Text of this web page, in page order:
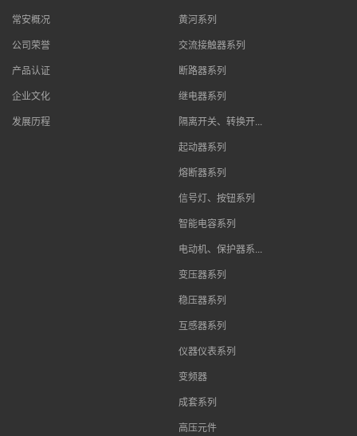
常安概况
公司荣誉
产品认证
企业文化
发展历程
黄河系列
交流接触器系列
断路器系列
继电器系列
隔离开关、转换开...
起动器系列
熔断器系列
信号灯、按钮系列
智能电容系列
电动机、保护器系...
变压器系列
稳压器系列
互感器系列
仪器仪表系列
变频器
成套系列
高压元件